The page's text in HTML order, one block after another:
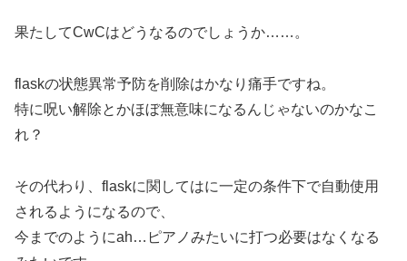
果たしてCwCはどうなるのでしょうか……。
flaskの状態異常予防を削除はかなり痛手ですね。
特に呪い解除とかほぼ無意味になるんじゃないのかなこ
れ？
その代わり、flaskに関してはに一定の条件下で自動使用
されるようになるので、
今までのようにah…ピアノみたいに打つ必要はなくなる